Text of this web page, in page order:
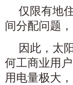
仅限有地
间分配问题
因此，太
何工商业用
用电量极大